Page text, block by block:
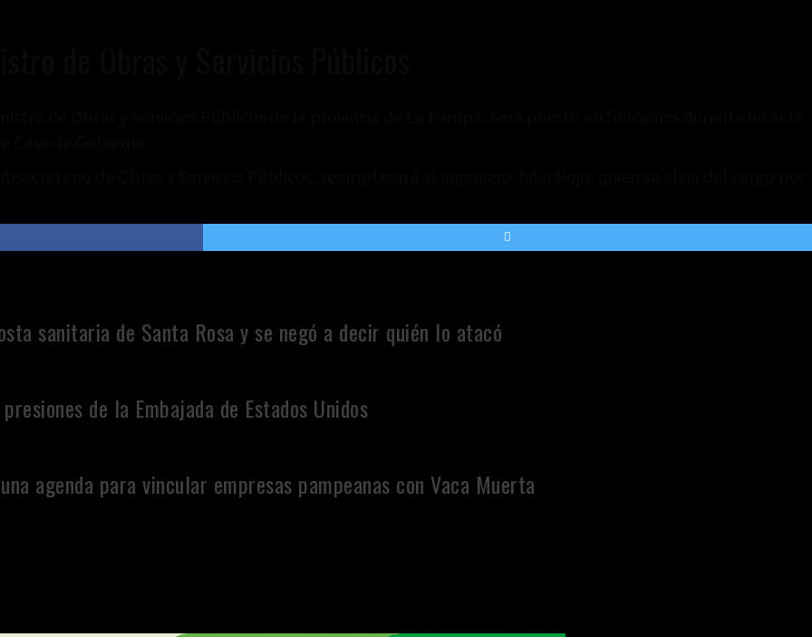
sanitaria de Santa Rosa y se negó a decir quién lo atacó
de la Embajada de Estados Unidos
agenda para vincular empresas pampeanas con Vaca Muerta